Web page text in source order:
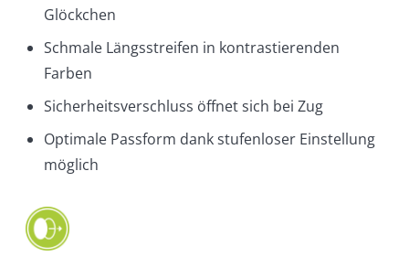
Glöckchen
Schmale Längsstreifen in kontrastierenden
Farben
Sicherheitsverschluss öffnet sich bei Zug
Optimale Passform dank stufenloser Einstellung
möglich